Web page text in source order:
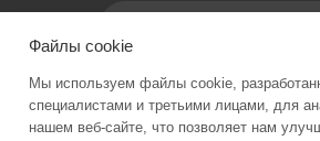
Файлы cookie
Мы используем файлы cookie,
специалистами и третьими лицами, для
нашем веб-сайте, что позволяет нам